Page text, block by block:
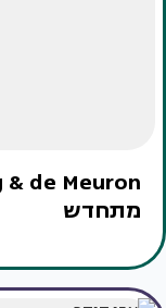
מתחדש